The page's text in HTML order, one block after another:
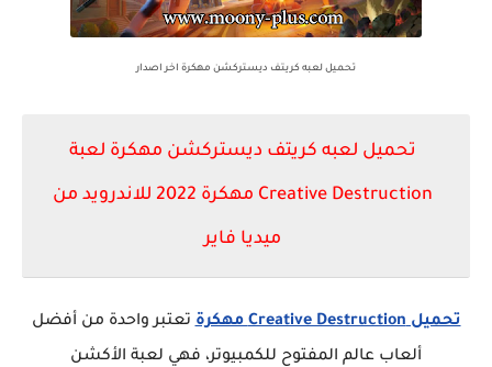
تحميل لعبه كريتف ديستركشن مهكرة اخر اصدار
تحميل لعبه كريتف ديستركشن مهكرة لعبة
Creative Destruction مهكرة 2022 للاندرويد من
ميديا فاير
تحميل Creative Destruction مهكرة
تعتبر واحدة من أفضل
ألعاب عالم المفتوح للكمبيوتر، فهي لعبة الأكشن